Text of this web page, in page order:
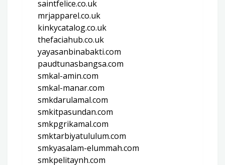
saintfelice.co.uk
mrjapparel.co.uk
kinkycatalog.co.uk
thefaciahub.co.uk
yayasanbinabakti.com
paudtunasbangsa.com
smkal-amin.com
smkal-manar.com
smkdarulamal.com
smkitpasundan.com
smkpgrikamal.com
smktarbiyatululum.com
smkyasalam-elummah.com
smkpelitaynh.com